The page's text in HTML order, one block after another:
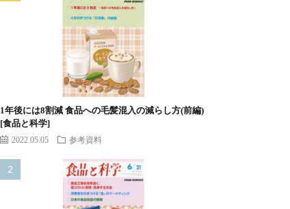
1年後には8割減 食品への毛髪混入の減らし方(前編)
[食品と科学]
2022.05.05 参考資料